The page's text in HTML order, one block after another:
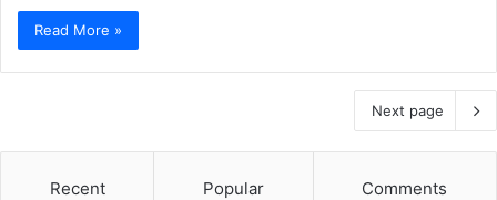
Read More »
Next page
Recent Popular Comments